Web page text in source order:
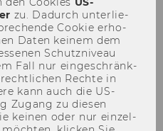
zu. Da­durch un­ter­lie­
Coo­kie er­ho­
Daten kei­nem dem
Schutz­ni­veau
Fall nur ein­ge­schränk­
Rech­te in
kann auch die US-​
Zu­gang zu die­sen
kei­nen oder nur ein­zel­